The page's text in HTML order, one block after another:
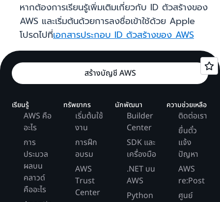
หากต้องการเรียนรู้เพิ่มเติมเกี่ยวกับ ID ตัวสร้างของ
AWS และเริ่มต้นด้วยการลงชื่อเข้าใช้ด้วย Apple
โปรดไปที่เอกสารประกอบ ID ตัวสร้างของ AWS
สร้างบัญชี AWS
เรียนรู้
AWS คือ
อะไร
การ
ประมวล
ผลบน
คลาวด์
คืออะไร
ทรัพยากร
เริ่มต้นใช้
งาน
การฝึก
อบรม
AWS
Trust
Center
นักพัฒนา
Builder
Center
SDK และ
เครื่องมือ
.NET บน
AWS
Python
ความช่วยเหลือ
ติดต่อเรา
ยื่นตั๋ว
แจ้ง
ปัญหา
AWS
re:Post
ศูนย์